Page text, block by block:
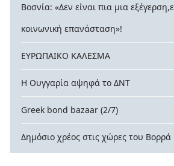
Βοσνία: «Δεν είναι πια μια
κοινωνική επανάσταση»!
ΕΥΡΩΠΑΙΚΟ ΚΑΛΕΣΜΑ
Η Ουγγαρία αψηφά το ΔΝΤ
Greek bond bazaar (2/7)
Δημόσιο χρέος στις χώρες του Βορρά